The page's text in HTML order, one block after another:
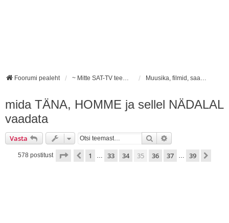
Foorumi pealeht ~ Mitte SAT-TV teemalised foorumid ~ Muusika, filmid, saated, seriaalid ......
mida TÄNA, HOMME ja sellel NÄDALAL
vaadata
Vasta Otsi
578 postitust . leht 39-st
Eelmine
1 … 33 34 35 36 37 … 39